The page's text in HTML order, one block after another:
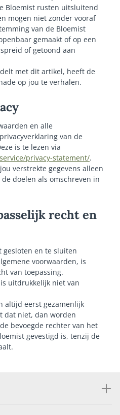
Bloemist rusten uitsluitend
mogen niet zonder vooraf
van de Bloemist
gemaakt of op een
of getoond aan
met dit artikel, heeft de
op jou te verhalen.
en alle
van de
is te lezen via
privacy-statement/.
verstrekte gegevens alleen
doelen als omschreven in
recht en
gesloten en te sluiten
voorwaarden, is
van toepassing.
uitdrukkelijk niet van
altijd eerst gezamenlijk
dat niet, dan worden
bevoegde rechter van het
gevestigd is, tenzij de